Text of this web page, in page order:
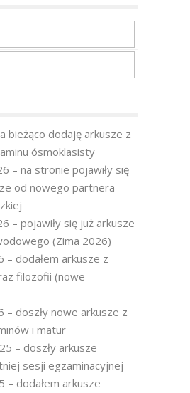
bieżąco dodaję arkusze z
ósmoklasisty
– na stronie pojawiły się
od nowego partnera –
– pojawiły się już arkusze
(Zima 2026)
dodałem arkusze z
filozofii (nowe
– doszły nowe arkusze z
i matur
– doszły arkusze
sesji egzaminacyjnej
– dodałem arkusze